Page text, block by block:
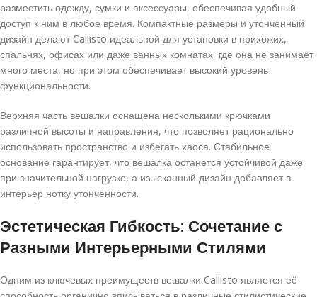
разместить одежду, сумки и аксессуары, обеспечивая удобный
доступ к ним в любое время. Компактные размеры и утонченный
дизайн делают Callisto идеальной для установки в прихожих,
спальнях, офисах или даже ванных комнатах, где она не занимает
много места, но при этом обеспечивает высокий уровень
функциональности.
Верхняя часть вешалки оснащена несколькими крючками
различной высоты и направления, что позволяет рационально
использовать пространство и избегать хаоса. Стабильное
основание гарантирует, что вешалка останется устойчивой даже
при значительной нагрузке, а изысканный дизайн добавляет в
интерьер нотку утонченности.
Эстетическая Гибкость: Сочетание с
Разными Интерьерными Стилями
Одним из ключевых преимуществ вешалки Callisto является её